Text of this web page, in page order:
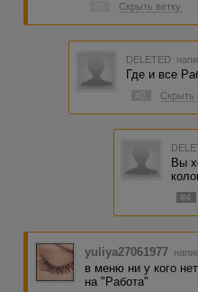
Скрыть ветку
DELETED
Где и все
Скрыть
Вы
#4
yuliya27061977
в меню ни у кого
на "Работа"